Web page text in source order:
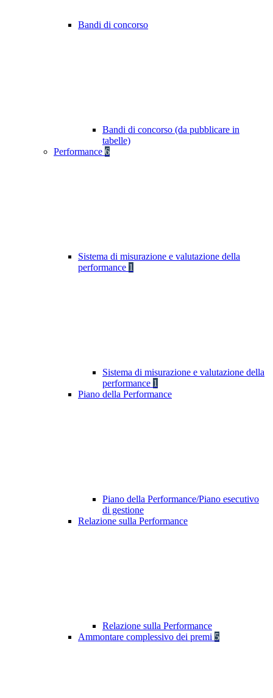
Bandi di concorso
Bandi di concorso (da pubblicare in
tabelle)
Performance 6
Sistema di misurazione e valutazione della
performance 1
Sistema di misurazione e valutazione della
performance 1
Piano della Performance
Piano della Performance/Piano esecutivo
di gestione
Relazione sulla Performance
Relazione sulla Performance
Ammontare complessivo dei premi 5